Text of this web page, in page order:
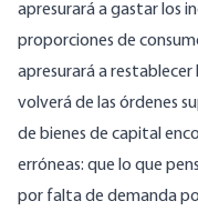
apresurará a gastar los
proporciones de
apresurará a restablecer
volverá de las órdenes
de bienes de capital
erróneas: que lo que
por falta de demanda